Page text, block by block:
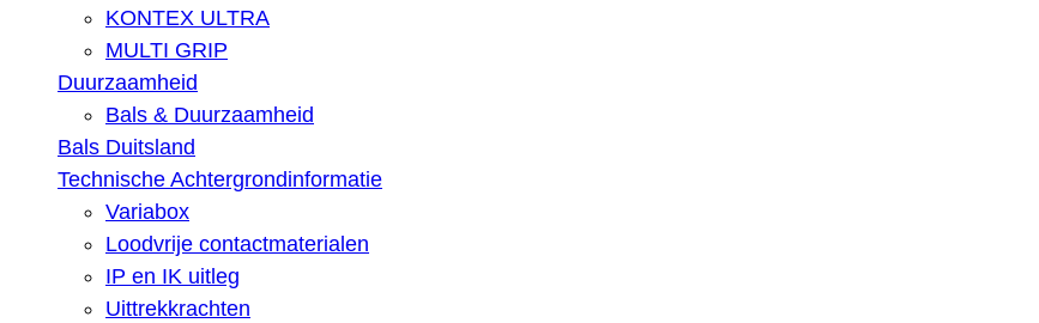
KONTEX ULTRA
MULTI GRIP
Duurzaamheid
Bals & Duurzaamheid
Bals Duitsland
Technische Achtergrondinformatie
Variabox
Loodvrije contactmaterialen
IP en IK uitleg
Uittrekkrachten